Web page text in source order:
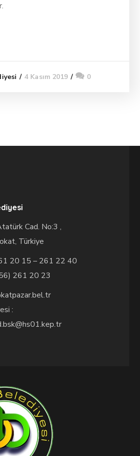
4 Kasım 2019 0
Cad. No:3 ,
Türkiye
20 15 – 261 22 40
261 20 23
: